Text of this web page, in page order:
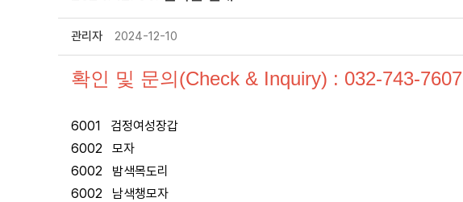
관리자 2024-12-10
확인 및 문의(Check & Inquiry) : 032-743-7607
6001 검정여성장갑
6002 모자
6002 밤색목도리
6002 남색챙모자